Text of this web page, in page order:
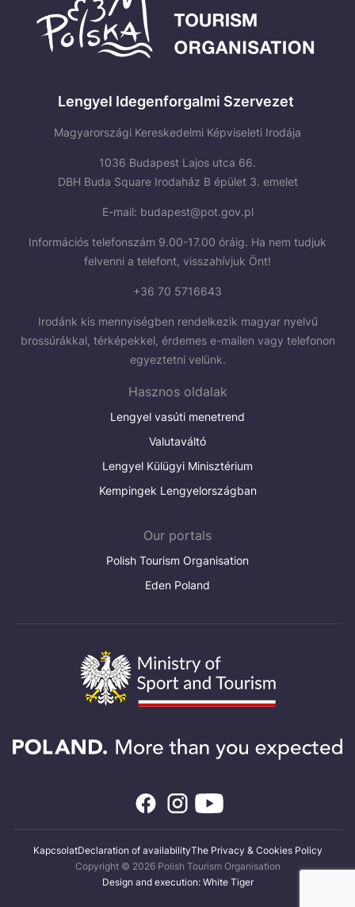
Lengyel Idegenforgalmi Szervezet
Magyarországi Kereskedelmi Képviseleti Irodája
1036 Budapest Lajos utca 66.
DBH Buda Square Irodaház B épület 3. emelet
E-mail: budapest@pot.gov.pl
Információs telefonszám 9.00-17.00 óráig. Ha nem tudjuk
felvenni a telefont, visszahívjuk Önt!
+36 70 5716643
Irodánk kis mennyiségben rendelkezik magyar nyelvű
brossúrákkal, térképekkel, érdemes e-mailen vagy telefonon
egyeztetni velünk.
Hasznos oldalak
Lengyel vasúti menetrend
Valutaváltó
Lengyel Külügyi Minisztérium
Kempingek Lengyelországban
Our portals
Polish Tourism Organisation
Eden Poland
KapcsolatDeclaration of availabilityThe Privacy & Cookies Policy
Copyright © 2026 Polish Tourism Organisation
Design and execution: White Tiger